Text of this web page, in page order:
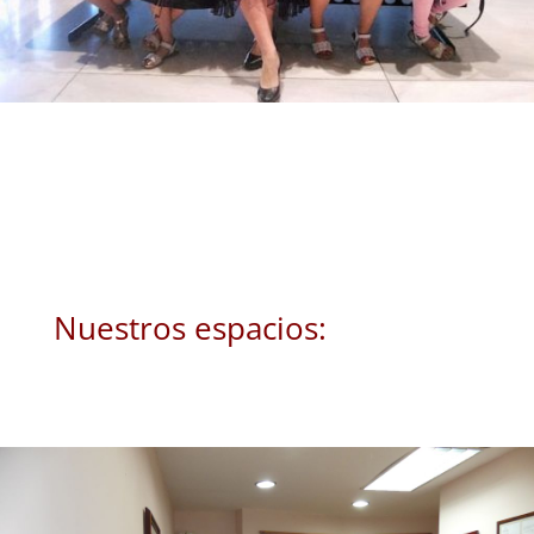
Nuestros espacios: